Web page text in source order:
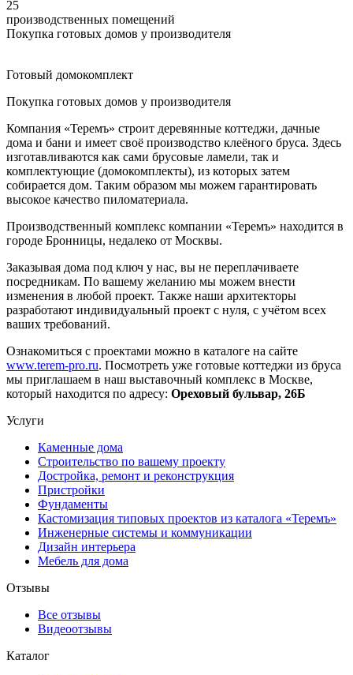
25
производственных помещений
Покупка готовых домов у производителя
Готовый домокомплект
Покупка готовых домов у производителя
Компания «Теремъ» строит деревянные коттеджи, дачные
дома и бани и имеет своё производство клеёного бруса. Здесь
изготавливаются как сами брусовые ламели, так и
комплектующие (домокомплекты), из которых затем
собирается дом. Таким образом мы можем гарантировать
высокое качество пиломатериала.
Производственный комплекс компании «Теремъ» находится в
городе Бронницы, недалеко от Москвы.
Заказывая дома под ключ у нас, вы не переплачиваете
посредникам. По вашему желанию мы можем внести
изменения в любой проект. Также наши архитекторы
разработают индивидуальный проект с нуля, с учётом всех
ваших требований.
Ознакомиться с проектами можно в каталоге на сайте
www.terem-pro.ru. Посмотреть уже готовые коттеджи из бруса
мы приглашаем в наш выставочный комплекс в Москве,
который находится по адресу: Ореховый бульвар, 26Б
Услуги
Каменные дома
Строительство по вашему проекту
Достройка, ремонт и реконструкция
Пристройки
Фундаменты
Кастомизация типовых проектов из каталога «Теремъ»
Инженерные системы и коммуникации
Дизайн интерьера
Мебель для дома
Отзывы
Все отзывы
Видеоотзывы
Каталог